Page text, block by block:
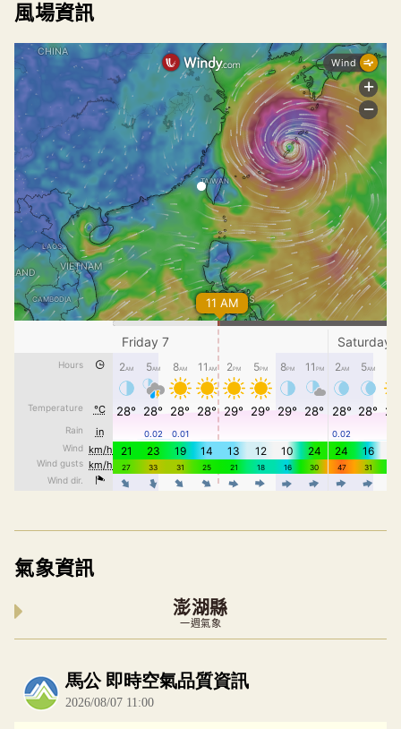
風場資訊
氣象資訊
澎湖縣
一週氣象
內嵌空氣品質小工具為視覺預覽，完整即時空